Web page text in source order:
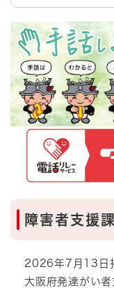
障害者支援
2026年7月13日
大阪府発達がい